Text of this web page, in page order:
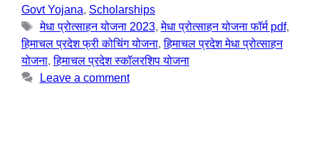
Govt Yojana, Scholarships
मेधा प्रोत्साहन योजना 2023,मेधा प्रोत्साहन योजना फॉर्म pdf,
हिमाचल प्रदेश फ्री कोचिंग योजना,हिमाचल प्रदेश मेधा प्रोत्साहन
योजना,हिमाचल प्रदेश स्कॉलरशिप योजना
Leave a comment